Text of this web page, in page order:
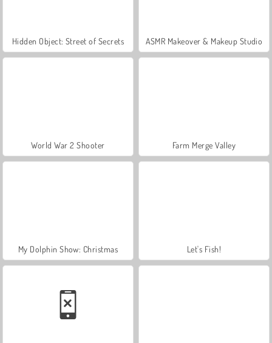
Hidden Object: Street of Secrets ASMR Makeover & Makeup Studio
World War 2 Shooter Farm Merge Valley
My Dolphin Show: Christmas Let's Fish!